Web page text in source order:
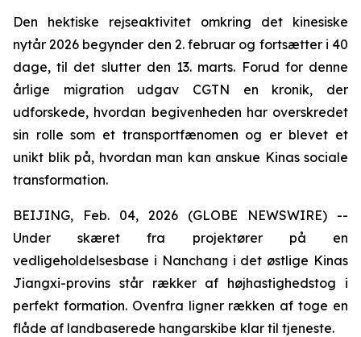
Den hektiske rejseaktivitet omkring det kinesiske
nytår 2026 begynder den 2. februar og fortsætter i 40
dage, til det slutter den 13. marts. Forud for denne
årlige migration udgav CGTN en kronik, der
udforskede, hvordan begivenheden har overskredet
sin rolle som et transportfænomen og er blevet et
unikt blik på, hvordan man kan anskue Kinas sociale
transformation.
BEIJING, Feb. 04, 2026 (GLOBE NEWSWIRE) --
Under skæret fra projektører på en
vedligeholdelsesbase i Nanchang i det østlige Kinas
Jiangxi-provins står rækker af højhastighedstog i
perfekt formation. Ovenfra ligner rækken af toge en
flåde af landbaserede hangarskibe klar til tjeneste.